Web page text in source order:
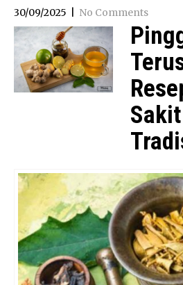
30/09/2025 No Comments